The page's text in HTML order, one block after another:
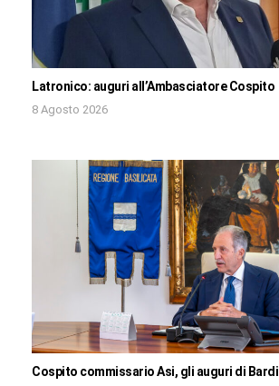
Latronico: auguri all’Ambasciatore Cospito
8 Agosto 2026
Cospito commissario Asi, gli auguri di Bardi